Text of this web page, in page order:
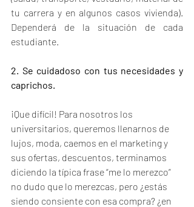
tu carrera y en algunos casos vivienda).
Dependerá de la situación de cada
estudiante.
2. Se cuidadoso con tus necesidades y
caprichos.
¡Que difícil! Para nosotros los
universitarios, queremos llenarnos de
lujos, moda, caemos en el marketing y
sus ofertas, descuentos, terminamos
diciendo la típica frase “me lo merezco”
no dudo que lo merezcas, pero ¿estás
siendo consiente con esa compra? ¿en